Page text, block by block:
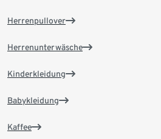
Herrenpullover
Herrenunterwäsche
Kinderkleidung
Babykleidung
Kaffee